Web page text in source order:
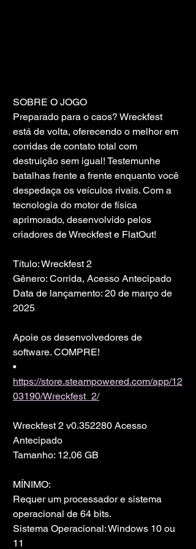
SOBRE O JOGO
Preparado para o caos? Wreckfest
está de volta, oferecendo o melhor em
corridas de contato total com
destruição sem igual! Testemunhe
batalhas frente a frente enquanto você
despedaça os veículos rivais. Com a
tecnologia do motor de física
aprimorado, desenvolvido pelos
criadores de Wreckfest e FlatOut!
Título: Wreckfest 2
Gênero: Corrida, Acesso Antecipado
Data de lançamento: 20 de março de
2025
Apoie os desenvolvedores de
software. COMPRE!
•
https://store.steampowered.com/app/12
03190/Wreckfest_2/
Wreckfest 2 v0.352280 Acesso
Antecipado
Tamanho: 12,06 GB
MÍNIMO:
Requer um processador e sistema
operacional de 64 bits.
Sistema Operacional: Windows 10 ou
11